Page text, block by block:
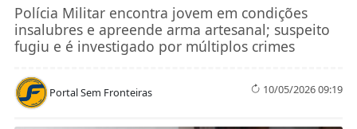
Polícia Militar encontra jovem em condições
insalubres e apreende arma artesanal; suspeito
fugiu e é investigado por múltiplos crimes
Portal Sem Fronteiras 10/05/2026 09:19